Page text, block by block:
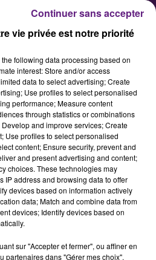
de la
année
Congrexpo a
ce jeudi :
du 1er au 11
la Foire
l’Italie comme
vie privée est notre priorité
the following data processing based on
interest: Store and/or access
data to select advertising; Create
Use profiles to select personalised
performance; Measure content
through statistics or combinations
and improve services; Create
Use profiles to select personalised
content; Ensure security, prevent and
and present advertising and content;
choices. These technologies may
IP address and browsing data to offer
devices based on information actively
data; Match and combine data from
devices; Identify devices based on
sur "Accepter et fermer", ou affiner en
partenaires dans "Gérer mes choix".
Continuer sans accepter